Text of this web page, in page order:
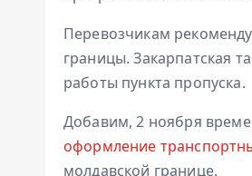
Перевозчикам
границы. Закарпатская
работы пункта пропуска.
Добавим, 2 ноября
оформление
молдавской границе.